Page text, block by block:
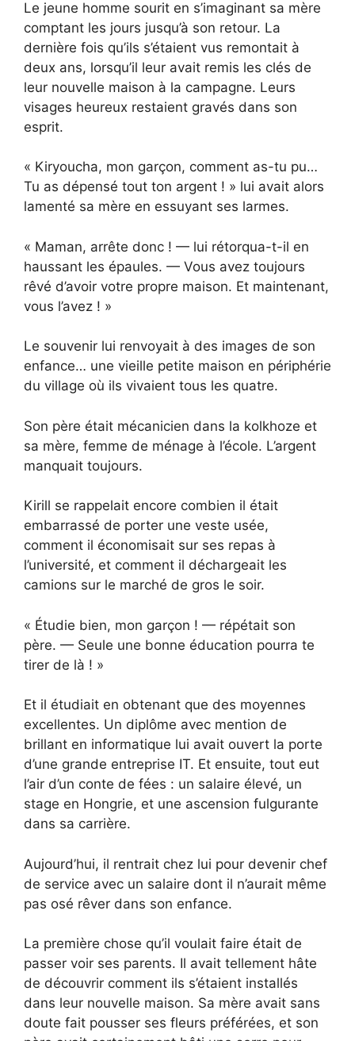
Le jeune homme sourit en s’imaginant sa mère
comptant les jours jusqu’à son retour. La
dernière fois qu’ils s’étaient vus remontait à
deux ans, lorsqu’il leur avait remis les clés de
leur nouvelle maison à la campagne. Leurs
visages heureux restaient gravés dans son
esprit.
« Kiryoucha, mon garçon, comment as-tu pu…
Tu as dépensé tout ton argent ! » lui avait alors
lamenté sa mère en essuyant ses larmes.
« Maman, arrête donc ! — lui rétorqua-t-il en
haussant les épaules. — Vous avez toujours
rêvé d’avoir votre propre maison. Et maintenant,
vous l’avez ! »
Le souvenir lui renvoyait à des images de son
enfance… une vieille petite maison en périphérie
du village où ils vivaient tous les quatre.
Son père était mécanicien dans la kolkhoze et
sa mère, femme de ménage à l’école. L’argent
manquait toujours.
Kirill se rappelait encore combien il était
embarrassé de porter une veste usée,
comment il économisait sur ses repas à
l’université, et comment il déchargeait les
camions sur le marché de gros le soir.
« Étudie bien, mon garçon ! — répétait son
père. — Seule une bonne éducation pourra te
tirer de là ! »
Et il étudiait en obtenant que des moyennes
excellentes. Un diplôme avec mention de
brillant en informatique lui avait ouvert la porte
d’une grande entreprise IT. Et ensuite, tout eut
l’air d’un conte de fées : un salaire élevé, un
stage en Hongrie, et une ascension fulgurante
dans sa carrière.
Aujourd’hui, il rentrait chez lui pour devenir chef
de service avec un salaire dont il n’aurait même
pas osé rêver dans son enfance.
La première chose qu’il voulait faire était de
passer voir ses parents. Il avait tellement hâte
de découvrir comment ils s’étaient installés
dans leur nouvelle maison. Sa mère avait sans
doute fait pousser ses fleurs préférées, et son